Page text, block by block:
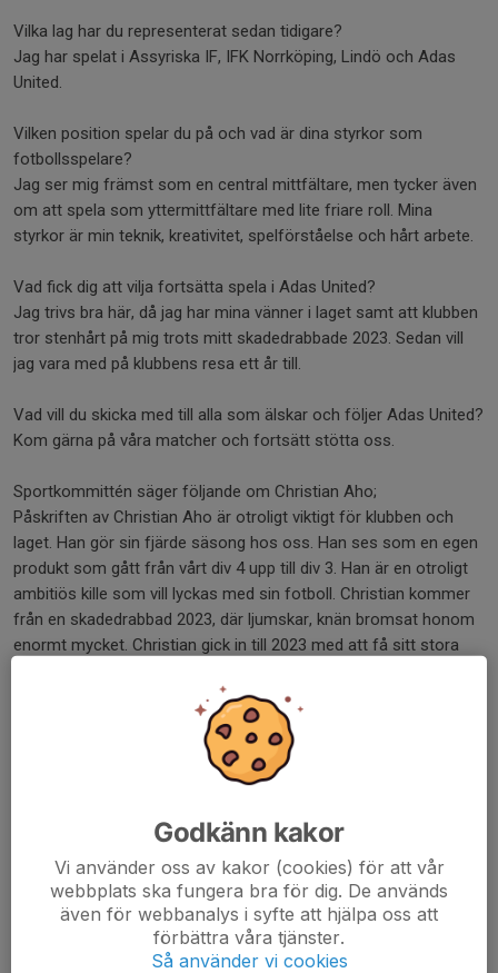
Vilka lag har du representerat sedan tidigare?
Jag har spelat i Assyriska IF, IFK Norrköping, Lindö och Adas
United.
Vilken position spelar du på och vad är dina styrkor som
fotbollsspelare?
Jag ser mig främst som en central mittfältare, men tycker även
om att spela som yttermittfältare med lite friare roll. Mina
styrkor är min teknik, kreativitet, spelförståelse och hårt arbete.
Vad fick dig att vilja fortsätta spela i Adas United?
Jag trivs bra här, då jag har mina vänner i laget samt att klubben
tror stenhårt på mig trots mitt skadedrabbade 2023. Sedan vill
jag vara med på klubbens resa ett år till.
Vad vill du skicka med till alla som älskar och följer Adas United?
Kom gärna på våra matcher och fortsätt stötta oss.
Sportkommittén säger följande om Christian Aho;
Påskriften av Christian Aho är otroligt viktigt för klubben och
laget. Han gör sin fjärde säsong hos oss. Han ses som en egen
produkt som gått från vårt div 4 upp till div 3. Han är en otroligt
ambitiös kille som vill lyckas med sin fotboll. Christian kommer
från en skadedrabbad 2023, där ljumskar, knän bromsat honom
enormt mycket. Christian gick in till 2023 med att få sitt stora
är otroligt revanschsugen och vill göra ett fantastiskt 2024. Han
är en kreatör med stor arbetskapacitet och blick för spelet.
Hans kvaliteter ger laget en extra dimension. Vi önskar Christian
och laget ett stort lycka nästa säsong. Vi glädjer oss att se
Tihe Tihe Adas United
❤️🤍🖤👏🙏💯👍🏼🌟
Dela nyhet
Godkänn kakor
Vi använder oss av kakor (cookies) för att vår
webbplats ska fungera bra för dig. De används
även för webbanalys i syfte att hjälpa oss att
förbättra våra tjänster.
Så använder vi cookies